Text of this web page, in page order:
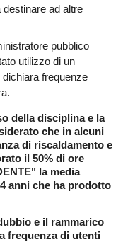
ad altre
pubblico
utilizzo di un
frequenze
della disciplina e la
che in alcuni
di riscaldamento e
il 50% di ore
la media
anni che ha prodotto
e il rammarico
frequenza di utenti